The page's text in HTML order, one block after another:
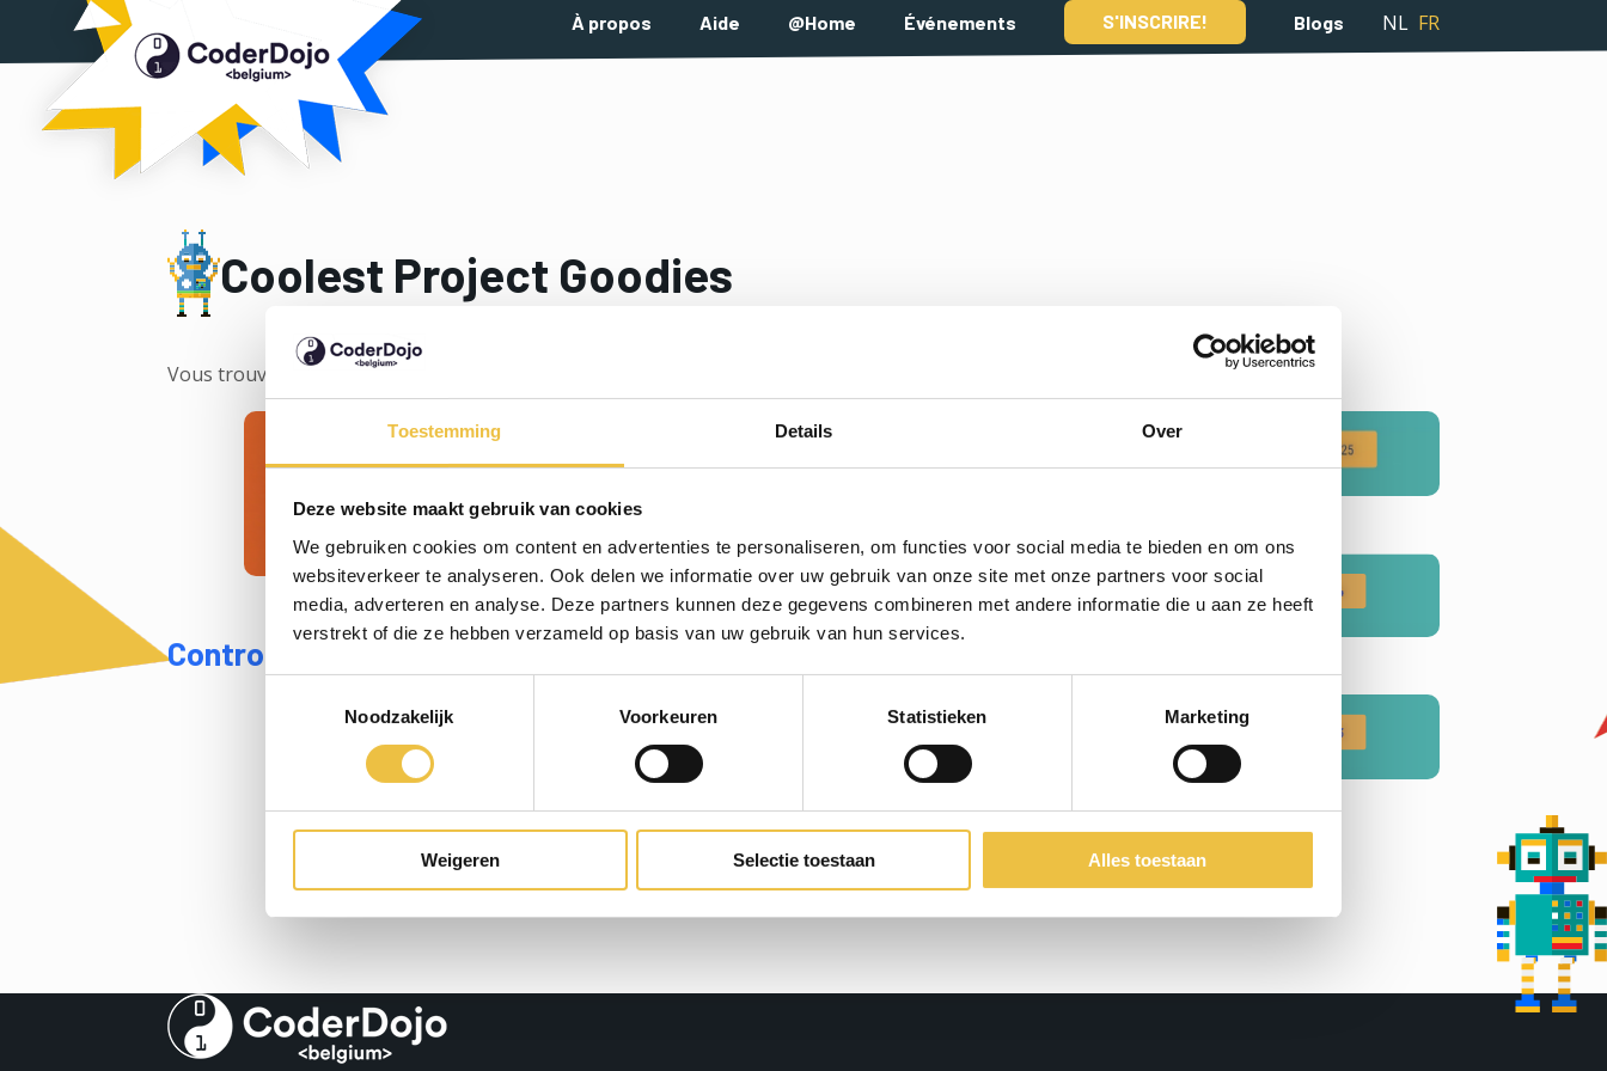
Toestemming Details Over
Deze website maakt gebruik van cookies
We gebruiken cookies om content en advertenties te personaliseren, om functies voor social media te bieden en om ons
websiteverkeer te analyseren. Ook delen we informatie over uw gebruik van onze site met onze partners voor social
media, adverteren en analyse. Deze partners kunnen deze gegevens combineren met andere informatie die u aan ze heeft
verstrekt of die ze hebben verzameld op basis van uw gebruik van hun services.
Noodzakelijk
Voorkeuren Statistieken Marketing
Weigeren Selectie toestaan Alles toestaan
À propos Aide @Home Événements S'INSCRIRE! Blogs NL FR
Coolest Project Goodies
Vous trouverez ci-dessous tous les manuels des Goodies que vous avez reçus lors de Coolest Projects.
Controller//Raspberry Pico